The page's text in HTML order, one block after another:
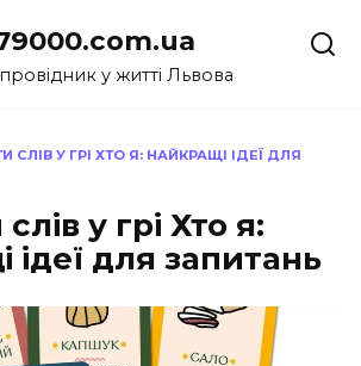
у житті Львова
СЛІВ У ГРІ ХТО Я: НАЙКРАЩІ ІДЕЇ ДЛЯ
у грі Хто я:
ідеї для запитань